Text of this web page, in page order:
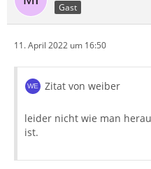
Gast
11. April 2022 um 16:50
Zitat von weiber
leider nicht wie man
ist.